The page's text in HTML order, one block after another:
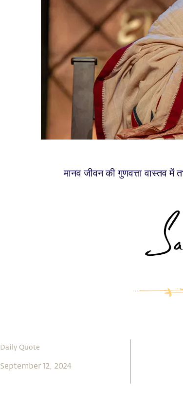
मानव जीवन की गुणवत्ता वास्तव में
Daily Quote
September 12, 2024